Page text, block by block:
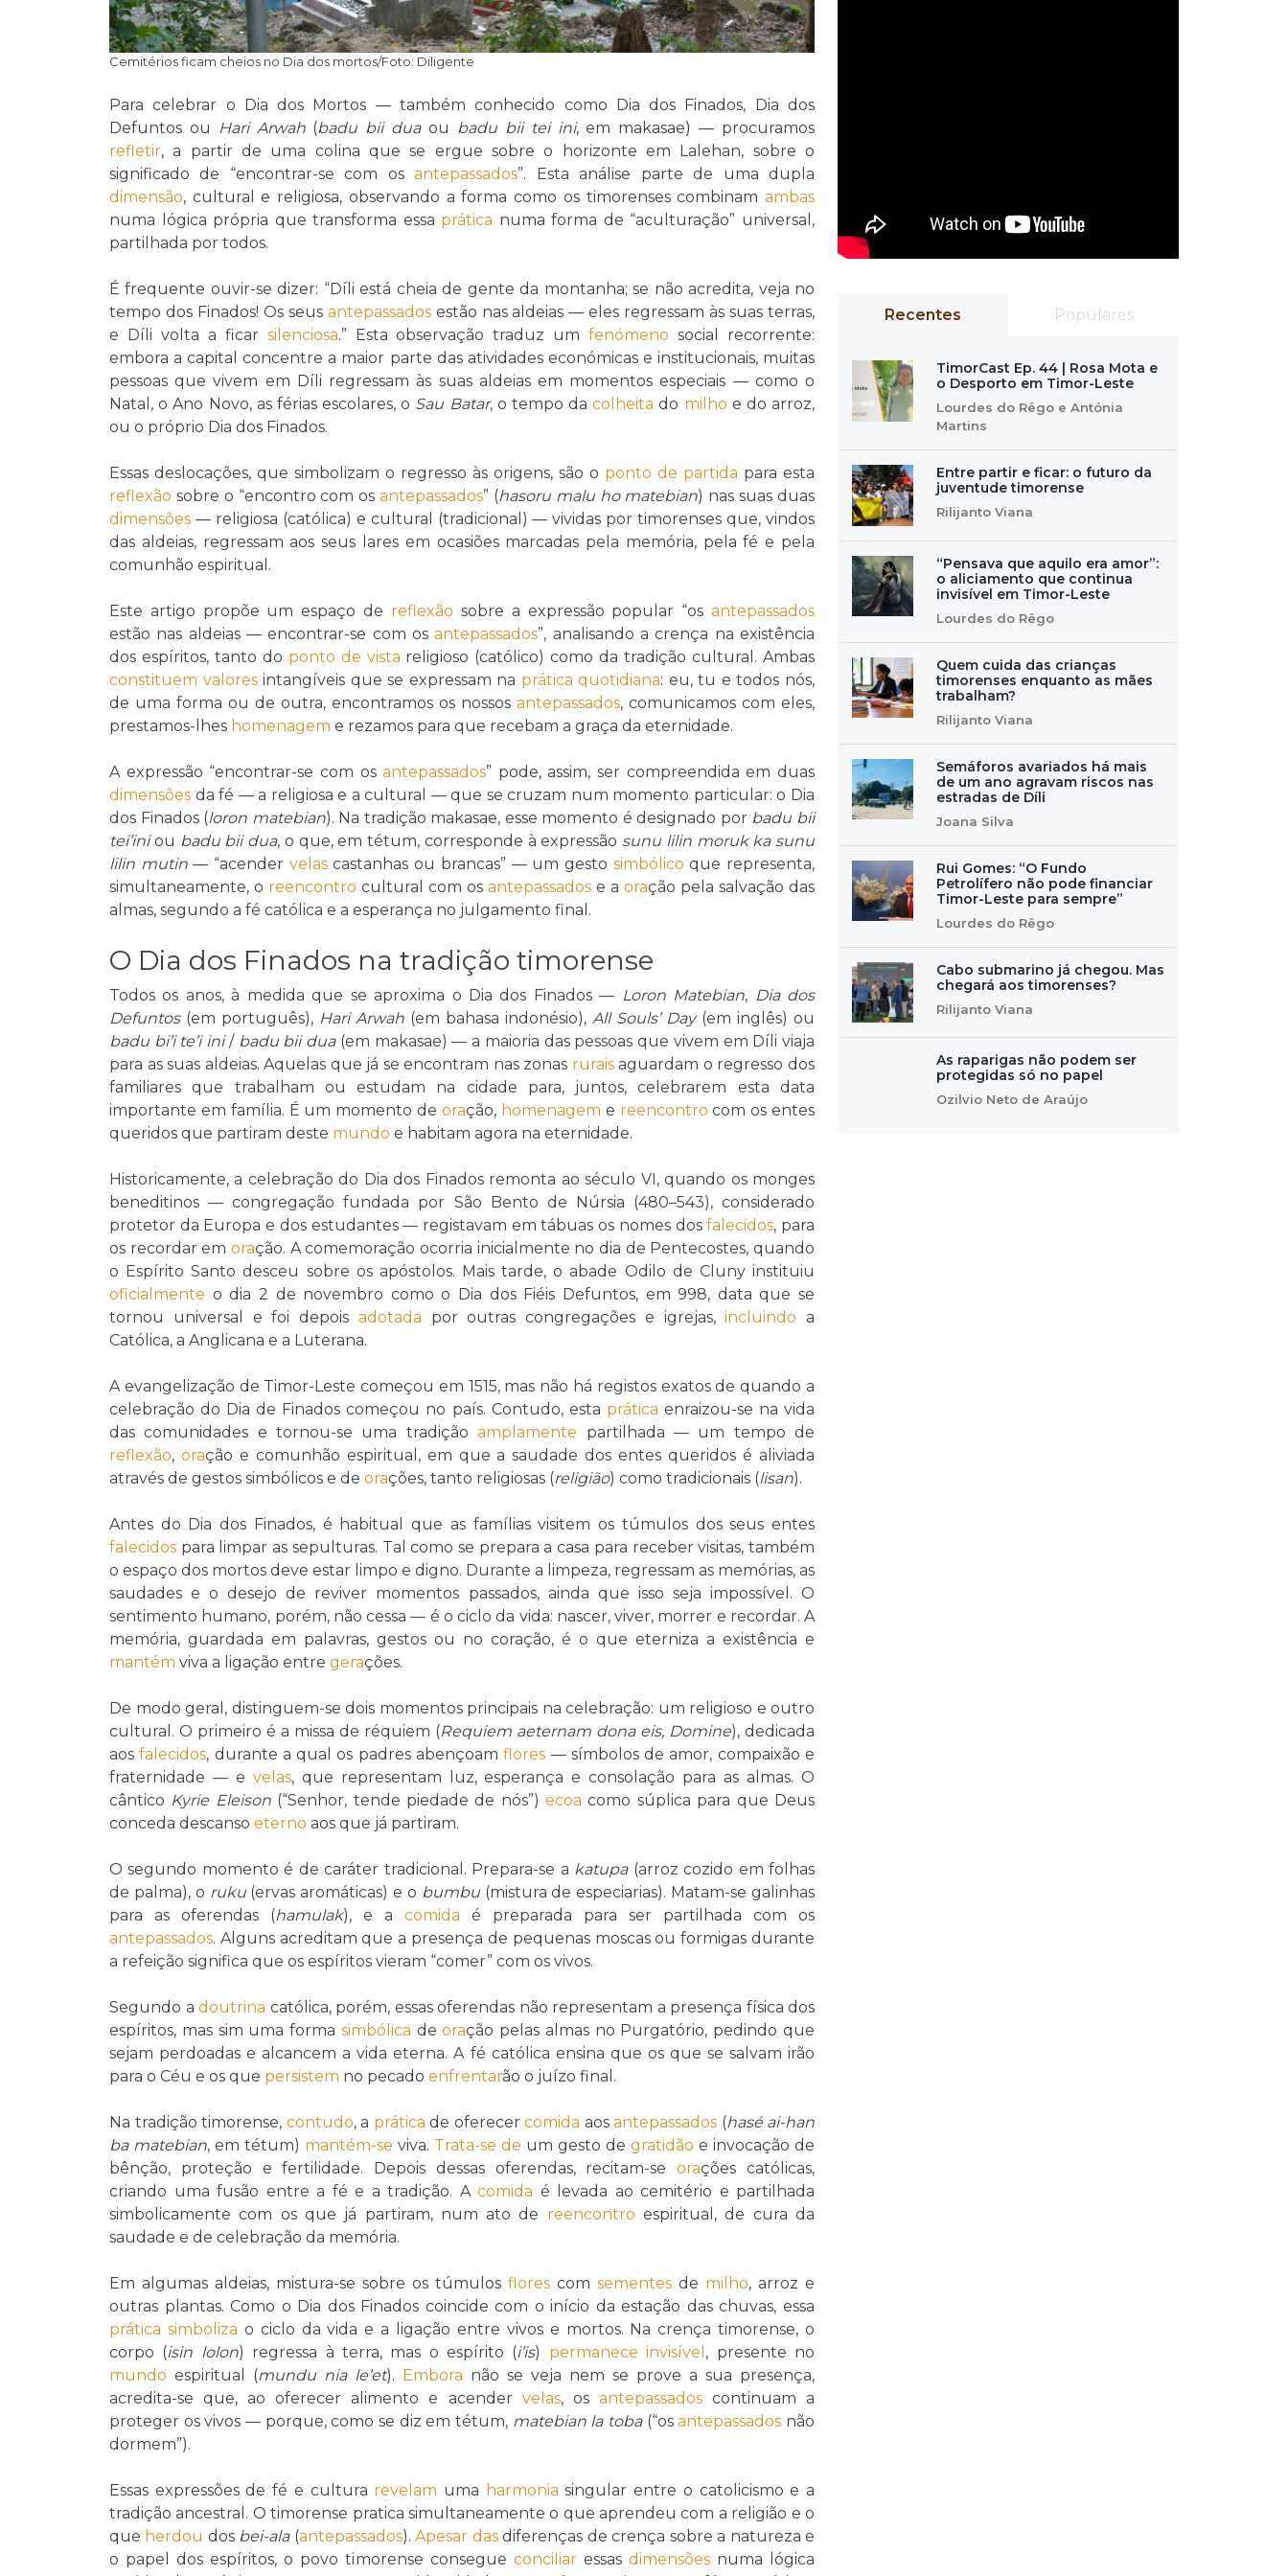
Cemitérios ficam cheios no Dia dos mortos/Foto: Diligente
Para celebrar o Dia dos Mortos — também conhecido como Dia dos Finados, Dia dos
Defuntos ou
Hari Arwah(badu bii duaou badu bii tei ini, em makasae) — procuramos
refletir, a partir de uma colina que se ergue sobre o horizonte em Lalehan, sobre o
significado de “encontrar-se com osantepassados”. Esta análise parte de uma dupla
dimensão, cultural e religiosa, observando a forma como os timorenses combinam ambas
numa lógica própria que transforma essa prática numa forma de “aculturação” universal,
partilhada por todos.
É frequente ouvir-se dizer: “Díli está cheia de gente da montanha; se não acredita, veja no
tempo dos Finados! Os seus antepassadosestão nas aldeias — eles regressam às suas terras,
e Díli volta a ficar silenciosa.” Esta observação traduz umfenómeno social recorrente:
embora a capital concentre a maior parte das atividades económicas e institucionais, muitas
pessoas que vivem em Díli regressam às suas aldeias em momentos especiais — como o
Natal, o Ano Novo, as férias escolares, o Sau Batar, o tempo dacolheita do milho e do arroz,
ou o próprio Dia dos Finados.
Essas deslocações, que simbolizam o regresso às origens, são o ponto de partida para esta
reflexão sobre o “encontro com osantepassados” (hasoru malu ho matebian) nas suas duas
dimensões — religiosa (católica) e cultural (tradicional) — vividas por timorenses que, vindos
das aldeias, regressam aos seus lares em ocasiões marcadas pela memória, pela fé e pela
comunhão espiritual.
Este artigo propõe um espaço de reflexão sobre a expressão popular “os antepassados
estão nas aldeias — encontrar-se com osantepassados”, analisando a crença na existência
dos espíritos, tanto do ponto de vista religioso (católico) como da tradição cultural. Ambas
constituem valoresintangíveis que se expressam na prática quotidiana: eu, tu e todos nós,
de uma forma ou de outra, encontramos os nossos antepassados, comunicamos com eles,
prestamos-lhes homenagem e rezamos para que recebam a graça da eternidade.
A expressão “encontrar-se com osantepassados” pode, assim, ser compreendida em duas
dimensões da fé — a religiosa e a cultural — que se cruzam num momento particular: o Dia
dos Finados (loron matebian). Na tradição makasae, esse momento é designado por badu bii
tei’iniou badu bii dua, o que, em tétum, corresponde à expressão sunu lilin moruk ka sunu
lilin mutin— “acender velascastanhas ou brancas” — um gesto simbólico que representa,
simultaneamente, o reencontro cultural com os antepassados e a oração pela salvação das
almas, segundo a fé católica e a esperança no julgamento final.
O Dia dos Finados na tradição timorense
Todos os anos, à medida que se aproxima o Dia dos Finados — Loron Matebian, Dia dos
Defuntos(em português), Hari Arwah (em bahasa indonésio), All Souls’ Day(em inglês) ou
badu bi’i te’i ini/ badu bii dua(em makasae) — a maioria das pessoas que vivem em Díli viaja
para as suas aldeias. Aquelas que já se encontram nas zonas ruraisaguardam o regresso dos
familiares que trabalham ou estudam na cidade para, juntos, celebrarem esta data
importante em família. É um momento de oração, homenagem e reencontro com os entes
queridos que partiram deste mundo e habitam agora na eternidade.
Historicamente, a celebração do Dia dos Finados remonta ao século VI, quando os monges
beneditinos — congregação fundada por São Bento de Núrsia (480–543), considerado
protetor da Europa e dos estudantes — registavam em tábuas os nomes dosfalecidos, para
os recordar em oração. A comemoração ocorria inicialmente no dia de Pentecostes, quando
o Espírito Santo desceu sobre os apóstolos. Mais tarde, o abade Odilo de Cluny instituiu
oficialmente o dia 2 de novembro como o Dia dos Fiéis Defuntos, em 998, data que se
tornou universal e foi depois adotada por outras congregações e igrejas,incluindo a
Católica, a Anglicana e a Luterana.
A evangelização de Timor-Leste começou em 1515, mas não há registos exatos de quando a
celebração do Dia de Finados começou no país. Contudo, esta prática enraizou-se na vida
das comunidades e tornou-se uma tradiçãoamplamente partilhada — um tempo de
reflexão, oração e comunhão espiritual, em que a saudade dos entes queridos é aliviada
através de gestos simbólicos e de orações, tanto religiosas (religião) como tradicionais (lisan).
Antes do Dia dos Finados, é habitual que as famílias visitem os túmulos dos seus entes
falecidos para limpar as sepulturas. Tal como se prepara a casa para receber visitas, também
o espaço dos mortos deve estar limpo e digno. Durante a limpeza, regressam as memórias, as
saudades e o desejo de reviver momentos passados, ainda que isso seja impossível. O
sentimento humano, porém, não cessa — é o ciclo da vida: nascer, viver, morrer e recordar. A
memória, guardada em palavras, gestos ou no coração, é o que eterniza a existência e
mantém viva a ligação entre gerações.
De modo geral, distinguem-se dois momentos principais na celebração: um religioso e outro
cultural. O primeiro é a missa de réquiem (Requiem aeternam dona eis, Domine), dedicada
aosfalecidos, durante a qual os padres abençoamflores — símbolos de amor, compaixão e
fraternidade — e velas, que representam luz, esperança e consolação para as almas. O
cântico Kyrie Eleison(“Senhor, tende piedade de nós”)ecoa como súplica para que Deus
conceda descanso eterno aos que já partiram.
O segundo momento é de caráter tradicional. Prepara-se a katupa(arroz cozido em folhas
de palma), o ruku(ervas aromáticas) e o bumbu(mistura de especiarias). Matam-se galinhas
para as oferendas (hamulak), e a comida é preparada para ser partilhada com os
antepassados. Alguns acreditam que a presença de pequenas moscas ou formigas durante
a refeição significa que os espíritos vieram “comer” com os vivos.
Segundo a doutrina católica, porém, essas oferendas não representam a presença física dos
espíritos, mas sim uma forma simbólica deoração pelas almas no Purgatório, pedindo que
sejam perdoadas e alcancem a vida eterna. A fé católica ensina que os que se salvam irão
para o Céu e os que persistem no pecado enfrentarão o juízo final.
Na tradição timorense, contudo, a prática de oferecer comida aos antepassados (hasé ai-han
ba matebian, em tétum) mantém-se viva. Trata-se de um gesto de gratidão e invocação de
bênção, proteção e fertilidade. Depois dessas oferendas, recitam-seorações católicas,
criando uma fusão entre a fé e a tradição. A comida é levada ao cemitério e partilhada
simbolicamente com os que já partiram, num ato de reencontro espiritual, de cura da
saudade e de celebração da memória.
Em algumas aldeias, mistura-se sobre os túmulos flores com sementes de milho, arroz e
outras plantas. Como o Dia dos Finados coincide com o início da estação das chuvas, essa
prática simboliza o ciclo da vida e a ligação entre vivos e mortos. Na crença timorense, o
corpo (isin lolon) regressa à terra, mas o espírito (i’is) permanece invisível , presente no
mundo espiritual (mundu nia le’et). Embora não se veja nem se prove a sua presença,
acredita-se que, ao oferecer alimento e acender velas, os antepassadoscontinuam a
proteger os vivos — porque, como se diz em tétum, matebian la toba(“osantepassados não
dormem”).
Essas expressões de fé e cultura revelam uma harmonia singular entre o catolicismo e a
tradição ancestral. O timorense pratica simultaneamente o que aprendeu com a religião e o
que herdou dos bei-ala(antepassados).Apesar dasdiferenças de crença sobre a natureza e
o papel dos espíritos, o povo timorense consegue conciliaressas dimensõesnuma lógica
Recentes Populares
TimorCast Ep. 44 | Rosa Mota e
o Desporto em Timor-Leste
Lourdes do Rêgo e Antónia
Martins
Entre partir e ficar: o futuro da
juventude timorense
Rilijanto Viana
“Pensava que aquilo era amor”:
o aliciamento que continua
invisível em Timor-Leste
Lourdes do Rêgo
Quem cuida das crianças
timorenses enquanto as mães
trabalham?
Rilijanto Viana
Semáforos avariados há mais
de um ano agravam riscos nas
estradas de Díli
Joana Silva
Rui Gomes: “O Fundo
Petrolífero não pode financiar
Timor-Leste para sempre”
Lourdes do Rêgo
Cabo submarino já chegou. Mas
chegará aos timorenses?
Rilijanto Viana
As raparigas não podem ser
protegidas só no papel
Ozilvio Neto de Araújo